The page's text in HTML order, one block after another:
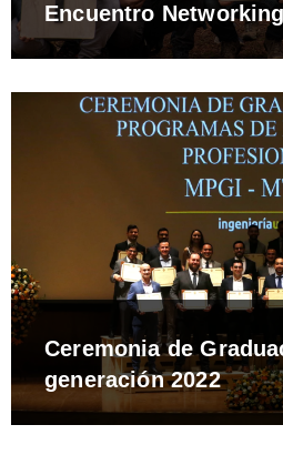
Encuentro
Ceremonia de
generación 2022